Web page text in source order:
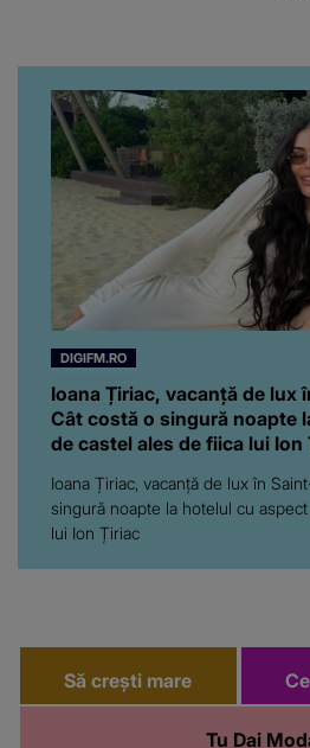
DIGIFM.RO
Ioana Țiriac, vacanță de lux
Cât costă o singură noapte
de castel ales de fiica lui Ion
Ioana Țiriac, vacanță de lux în
singură noapte la hotelul cu
lui Ion Țiriac
Să crești mare
Tu Dai